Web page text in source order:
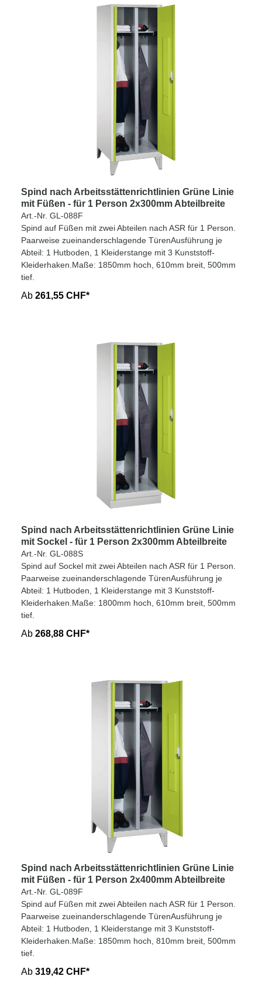
Spind nach Arbeitsstättenrichtlinien Grüne Linie
mit Füßen - für 1 Person 2x300mm Abteilbreite
Art.-Nr. GL-088F
Spind auf Füßen mit zwei Abteilen nach ASR für 1 Person.
Paarweise zueinanderschlagende TürenAusführung je
Abteil: 1 Hutboden, 1 Kleiderstange mit 3 Kunststoff-
Kleiderhaken.Maße: 1850mm hoch, 610mm breit, 500mm
tief.
Ab 261,55 CHF*
Spind nach Arbeitsstättenrichtlinien Grüne Linie
mit Sockel - für 1 Person 2x300mm Abteilbreite
Art.-Nr. GL-088S
Spind auf Sockel mit zwei Abteilen nach ASR für 1 Person.
Paarweise zueinanderschlagende TürenAusführung je
Abteil: 1 Hutboden, 1 Kleiderstange mit 3 Kunststoff-
Kleiderhaken.Maße: 1800mm hoch, 610mm breit, 500mm
tief.
Ab 268,88 CHF*
Spind nach Arbeitsstättenrichtlinien Grüne Linie
mit Füßen - für 1 Person 2x400mm Abteilbreite
Art.-Nr. GL-089F
Spind auf Füßen mit zwei Abteilen nach ASR für 1 Person.
Paarweise zueinanderschlagende TürenAusführung je
Abteil: 1 Hutboden, 1 Kleiderstange mit 3 Kunststoff-
Kleiderhaken.Maße: 1850mm hoch, 810mm breit, 500mm
tief.
Ab 319,42 CHF*